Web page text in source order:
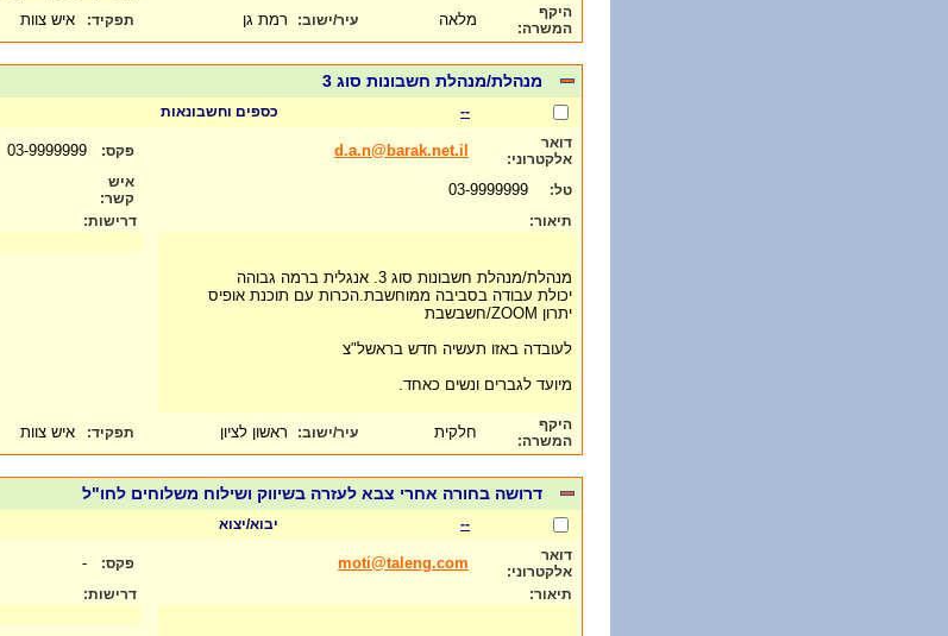
היקף
המשרה:
מלאה עיר/ישוב: רמת גן תפקיד: איש צוות
מנהלת/מנהלת חשבונות סוג 3
-- כספים וחשבונאות
דואר
אלקטרוני:
d.a.n@barak.net.il פקס:
טל:
איש
קשר:
תיאור:
מנהלת/מנהלת חשבונות סוג 3. אנגלית ברמה גבוהה
יכולת עבודה בסביבה ממוחשבת.הכרות עם תוכנת אופיס
יתרון ZOOM/חשבשבת
לעובדה באזו תעשיה חדש בראשל"צ
מיועד לגברים ונשים כאחד.
דרישות:
היקף
המשרה:
חלקית עיר/ישוב: ראשון לציון תפקיד: איש צוות
דרושה בחורה אחרי צבא לעזרה בשיווק ושילוח משלוחים לחו"ל
-- יבוא/יצוא
דואר
אלקטרוני:
moti@taleng.com פקס: -
תיאור: דרישות: